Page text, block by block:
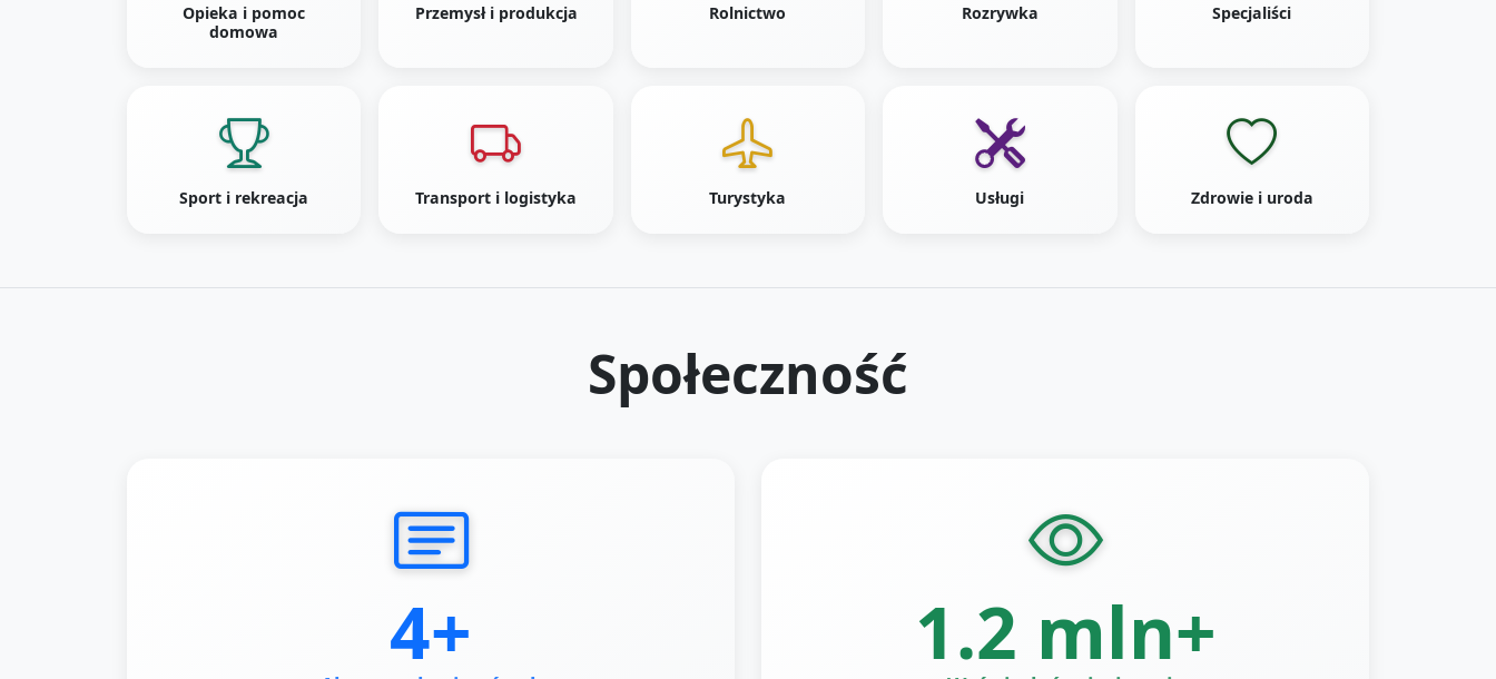
Opieka i pomoc
domowa
Przemysł i produkcja Rolnictwo Rozrywka Specjaliści
Sport i rekreacja Transport i logistyka Turystyka Usługi Zdrowie i uroda
Społeczność
4+ 1.2 mln+